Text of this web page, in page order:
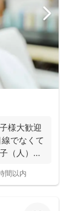
様大歓迎
でなくて
（人）ら
間以内